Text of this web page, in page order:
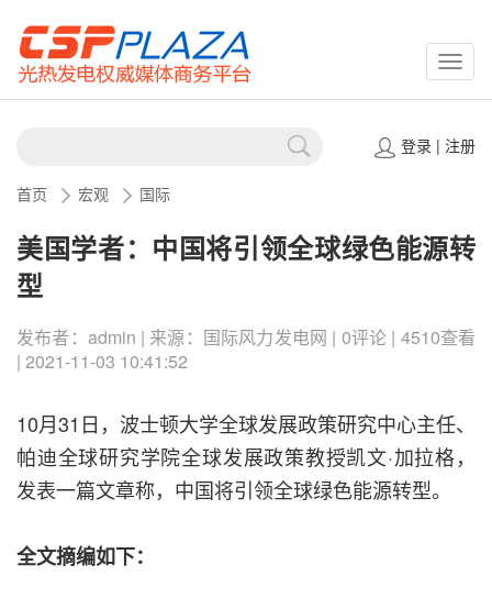
登录| 注册
首页 宏观 国际
美国学者：中国将引领全球绿色能源转
型
发布者：admin | 来源：国际风力发电网 | 0评论 | 4510查看
| 2021-11-03 10:41:52
10月31日，波士顿大学全球发展政策研究中心主任、
帕迪全球研究学院全球发展政策教授凯文·加拉格，
发表一篇文章称，中国将引领全球绿色能源转型。
全文摘编如下：